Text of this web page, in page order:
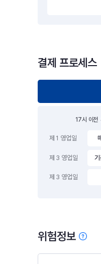
결제 프로세스
17시 이전
제 1 영업일
제 3 영업일
제 3 영업일
위험정보